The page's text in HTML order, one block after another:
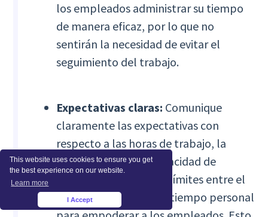
This website uses cookies to ensure you get
the best experience on our website.
Learn more
I Accept ×
los empleados administrar su tiempo
de manera eficaz, por lo que no
sentirán la necesidad de evitar el
seguimiento del trabajo.
Expectativas claras: Comunique
claramente las expectativas con
respecto a las horas de trabajo, la
disponibilidad y la capacidad de
respuesta. Establezca límites entre el
tiempo de trabajo y el tiempo personal